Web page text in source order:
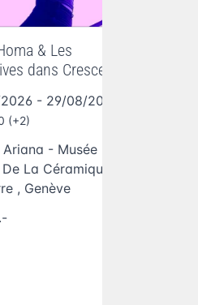
& Les
dans Crescendo
- 29/08/2026
(+2)
Ariana - Musée
La Céramique Et
, Genève